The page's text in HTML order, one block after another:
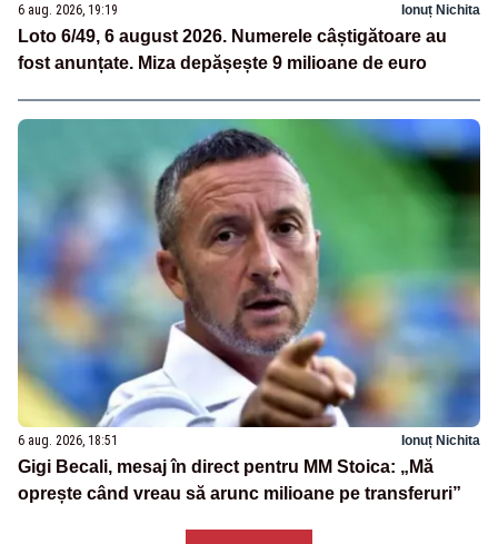
6 aug. 2026, 19:19 Ionuț Nichita
Loto 6/49, 6 august 2026. Numerele câștigătoare au
fost anunțate. Miza depășește 9 milioane de euro
6 aug. 2026, 18:51 Ionuț Nichita
Gigi Becali, mesaj în direct pentru MM Stoica: „Mă
oprește când vreau să arunc milioane pe transferuri”